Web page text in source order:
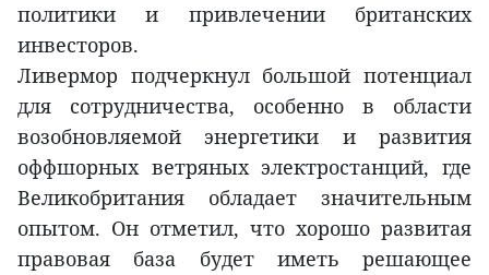
политики и привлечении британских
инвесторов.
Ливермор подчеркнул большой потенциал
для сотрудничества, особенно в области
возобновляемой энергетики и развития
оффшорных ветряных электростанций, где
Великобритания обладает значительным
опытом. Он отметил, что хорошо развитая
правовая база будет иметь решающее